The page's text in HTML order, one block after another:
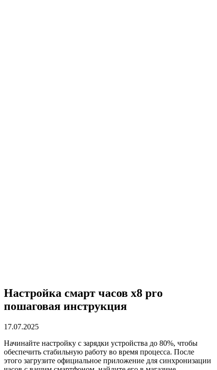
Настройка смарт часов x8 pro
пошаговая инструкция
17.07.2025
Начинайте настройку с зарядки устройства до 80%, чтобы
обеспечить стабильную работу во время процесса. После
этого загрузите официальное приложение для синхронизации